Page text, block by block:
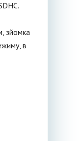
зйомка
в